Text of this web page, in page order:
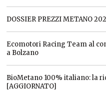
DOSSIER PREZZI METANO
Ecomotori Racing Team al
a Bolzano
BioMetano 100% italiano: la
[AGGIORNATO]